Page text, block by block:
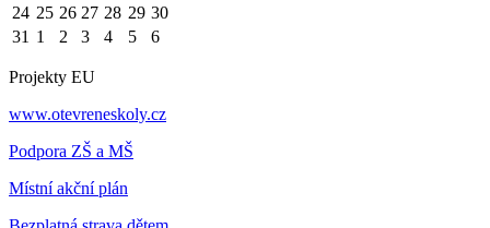
24 25 26 27 28 29 30
31 1 2 3 4 5 6
Projekty EU
www.otevreneskoly.cz
Podpora ZŠ a MŠ
Místní akční plán